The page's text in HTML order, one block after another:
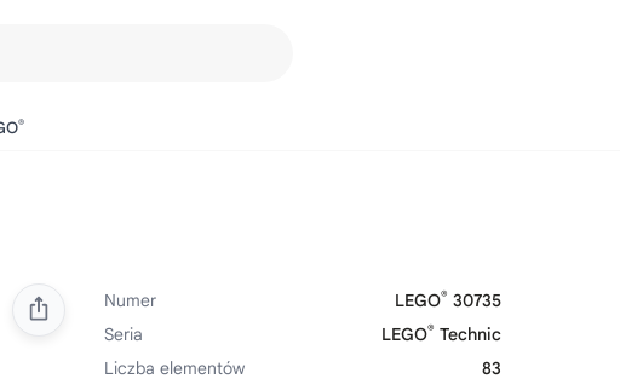
®
Numer LEGO® 30735
Seria
LEGO® Technic
Liczba elementów
83